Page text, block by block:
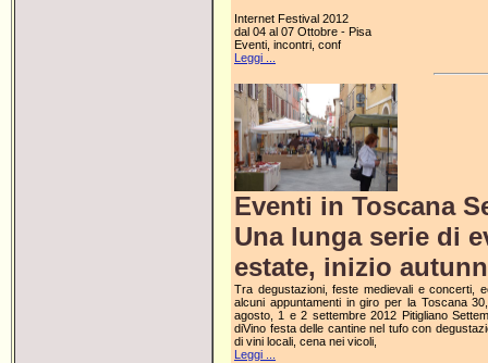
Internet Festival 2012
dal 04 al 07 Ottobre - Pisa
Eventi, incontri, conf
Leggi ...
Eventi in Toscana
Una lunga serie di
estate, inizio
Tra degustazioni, feste medievali e concerti,
alcuni appuntamenti in giro per la Toscana
agosto, 1 e 2 settembre 2012 Pitigliano
diVino festa delle cantine nel tufo con
di vini locali, cena nei vicoli,
Leggi ...